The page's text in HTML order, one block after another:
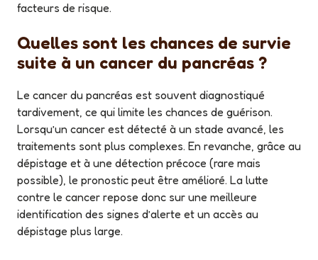
facteurs de risque.
Quelles sont les chances de survie
suite à un cancer du pancréas ?
Le cancer du pancréas est souvent diagnostiqué
tardivement, ce qui limite les chances de guérison.
Lorsqu’un cancer est détecté à un stade avancé, les
traitements sont plus complexes. En revanche, grâce au
dépistage et à une détection précoce (rare mais
possible), le pronostic peut être amélioré. La lutte
contre le cancer repose donc sur une meilleure
identification des signes d’alerte et un accès au
dépistage plus large.